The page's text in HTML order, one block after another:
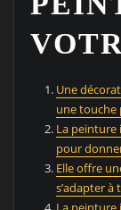
Une
une touche
La peinture
pour
Elle offre
s’adapter